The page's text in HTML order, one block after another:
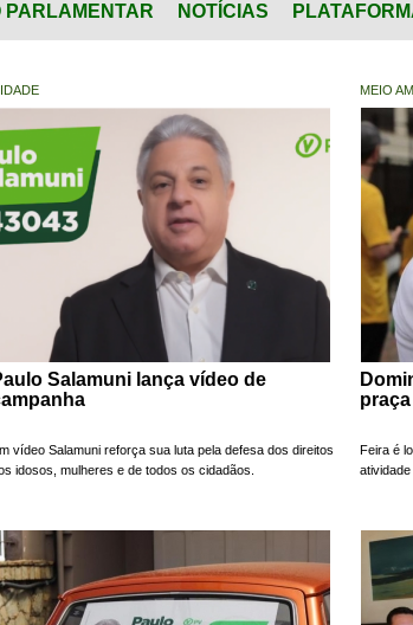
PARLAMENTAR NOTÍCIAS
MEIO
Salamuni lança vídeo de
vídeo Salamuni reforça sua luta pela defesa dos direitos
idosos, mulheres e de todos os cidadãos.
Feira é